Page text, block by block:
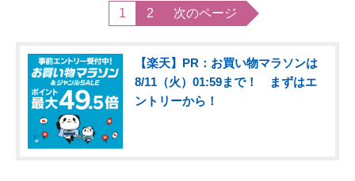
1 2 次のページ
【楽天】PR：お買い物マラソンは
8/11（火）01:59まで！ まずはエ
ントリーから！